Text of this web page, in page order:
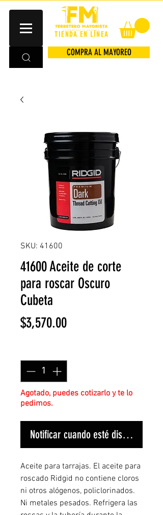
TIENDA EN LÍNEA
COMPRA AL MAYOREO
SKU: 41600
41600 Aceite de corte
para roscar Oscuro
Cubeta
$3,570.00Precio
Agotado, puedes cotizarlo y te lo
pedimos.
Notificar cuando esté disponible
Aceite para tarrajas. El aceite para
roscado Ridgid no contiene cloros
ni otros alógenos, policlorinados.
Ni metales pesados. Refrigera las